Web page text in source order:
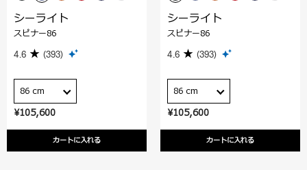
¥105,600
カートに入れる
シーライト
スピナー86
4.6 (393)
86 cm
¥105,600
カートに入れる
シーライト
スピナー86
4.6 (393)
86 cm